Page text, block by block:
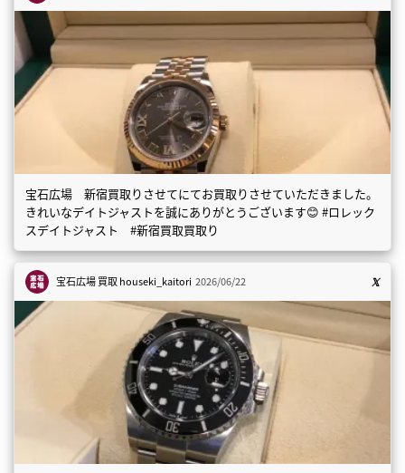
宝石広場 新宿買取りさせてにてお買取りさせていただきました。
きれいなデイトジャストを誠にありがとうございます😊 #ロレック
スデイトジャスト #新宿買取買取り
宝石広場 買取houseki_kaitori 2026/06/22